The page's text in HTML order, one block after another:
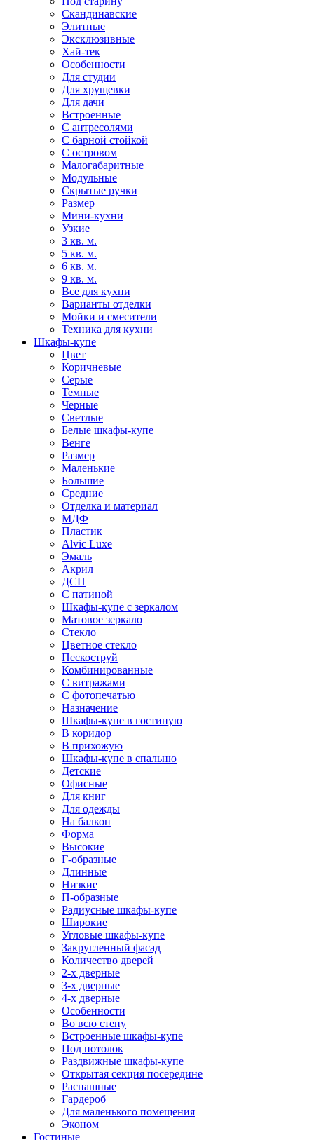
Скандинавские
Элитные
Эксклюзивные
Хай-тек
Особенности
Для студии
Для хрущевки
Для дачи
Встроенные
С антресолями
С барной стойкой
С островом
Малогабаритные
Модульные
Скрытые ручки
Размер
Мини-кухни
Узкие
3 кв. м.
5 кв. м.
6 кв. м.
9 кв. м.
Все для кухни
Варианты отделки
Мойки и смесители
Техника для кухни
Шкафы-купе
Цвет
Коричневые
Серые
Темные
Черные
Светлые
Белые шкафы-купе
Венге
Размер
Маленькие
Большие
Средние
Отделка и материал
МДФ
Пластик
Alvic Luxe
Эмаль
Акрил
ДСП
С патиной
Шкафы-купе с зеркалом
Матовое зеркало
Стекло
Цветное стекло
Пескоструй
Комбинированные
С витражами
С фотопечатью
Назначение
Шкафы-купе в гостиную
В коридор
В прихожую
Шкафы-купе в спальню
Детские
Офисные
Для книг
Для одежды
На балкон
Форма
Высокие
Г-образные
Длинные
Низкие
П-образные
Радиусные шкафы-купе
Широкие
Угловые шкафы-купе
Закругленный фасад
Количество дверей
2-х дверные
3-х дверные
4-х дверные
Особенности
Во всю стену
Встроенные шкафы-купе
Под потолок
Раздвижные шкафы-купе
Открытая секция посередине
Распашные
Гардероб
Для маленького помещения
Эконом
Гостиные